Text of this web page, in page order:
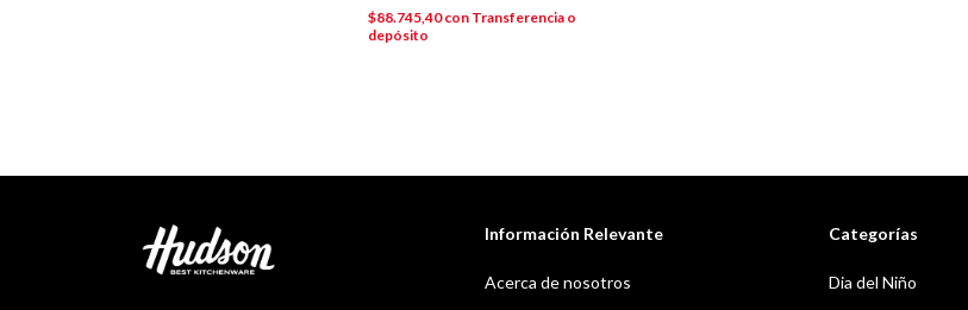
$88.745,40con Transferencia o
depósito
Información Relevante
Acerca de nosotros
Categorías
Dia del Niño